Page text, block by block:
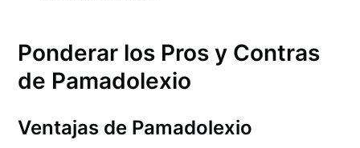
Ponderar los Pros y Contras
de Pamadolexio
Ventajas de Pamadolexio